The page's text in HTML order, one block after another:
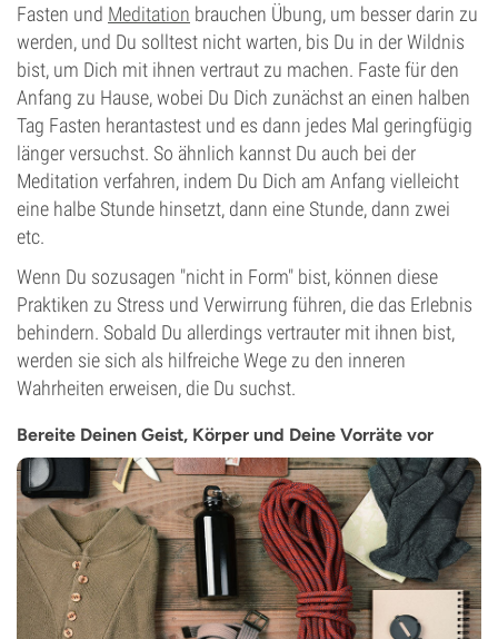
Fasten und Meditation brauchen Übung, um besser darin zu
werden, und Du solltest nicht warten, bis Du in der Wildnis
bist, um Dich mit ihnen vertraut zu machen. Faste für den
Anfang zu Hause, wobei Du Dich zunächst an einen halben
Tag Fasten herantastest und es dann jedes Mal geringfügig
länger versuchst. So ähnlich kannst Du auch bei der
Meditation verfahren, indem Du Dich am Anfang vielleicht
eine halbe Stunde hinsetzt, dann eine Stunde, dann zwei
etc.
Wenn Du sozusagen "nicht in Form" bist, können diese
Praktiken zu Stress und Verwirrung führen, die das Erlebnis
behindern. Sobald Du allerdings vertrauter mit ihnen bist,
werden sie sich als hilfreiche Wege zu den inneren
Wahrheiten erweisen, die Du suchst.
Bereite Deinen Geist, Körper und Deine Vorräte vor